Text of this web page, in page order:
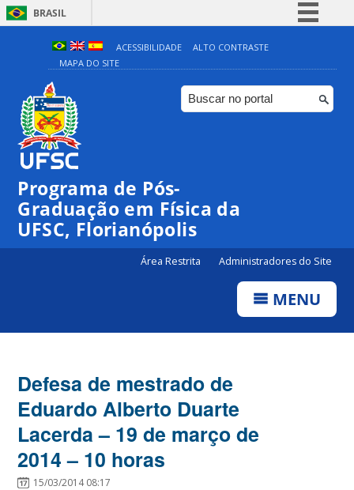
BRASIL
Simplifique!
Comunica BR
Participe
ACESSIBILIDADE
ALTO CONTRASTE
MAPA DO SITE
Programa de Pós-
Graduação em Física da
UFSC, Florianópolis
Área Restrita Administradores do Site
MENU
Defesa de mestrado de
Eduardo Alberto Duarte
Lacerda – 19 de março de
2014 – 10 horas
15/03/2014 08:17